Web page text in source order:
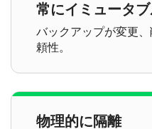
常にイミュータ
バックアップが変更
頼性。
物理的に隔離